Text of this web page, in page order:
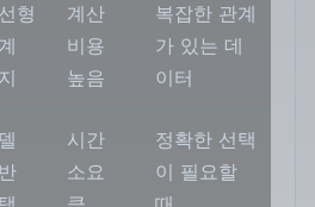
형
계산
비용
높음
복잡한 관계
가 있는 데
이터
시간
소요
정확한 선택
이 필요할